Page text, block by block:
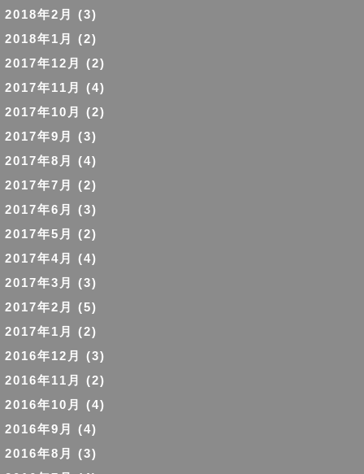
2018年2月
(3)
2018年1月
(2)
2017年12月
(2)
2017年11月
(4)
2017年10月
(2)
2017年9月
(3)
2017年8月
(4)
2017年7月
(2)
2017年6月
(3)
2017年5月
(2)
2017年4月
(4)
2017年3月
(3)
2017年2月
(5)
2017年1月
(2)
2016年12月
(3)
2016年11月
(2)
2016年10月
(4)
2016年9月
(4)
2016年8月
(3)